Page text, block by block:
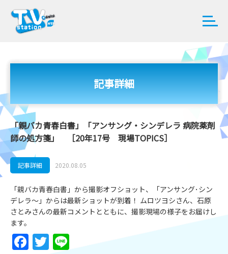
記事詳細
「親バカ青春白書」「アンサング・シンデレラ 病院薬剤
師の処方箋」 ［20年17号 現場TOPICS］
記事詳細 2020.08.05
「親バカ青春白書」から撮影オフショット、「アンサング･シン
デレラ～」からは最新ショットが到着！ ムロツヨシさん、石原
さとみさんの最新コメントとともに、撮影現場の様子をお届けし
ます。
Facebook
Twitter